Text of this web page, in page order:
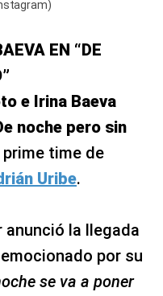
EN “DE
e Irina Baeva
noche pero sin
prime time de
Uribe.
anunció la llegada
por su
se va a poner